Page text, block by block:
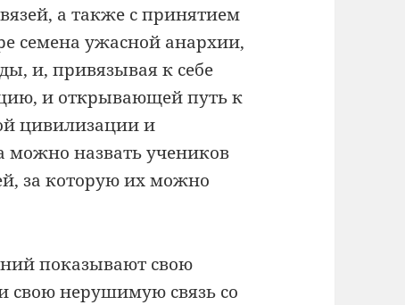
а также с принятием
семена ужасной анархии,
и, привязывая к себе
и открывающей путь к
цивилизации и
можно назвать учеников
за которую их можно
показывают свою
свою нерушимую связь со